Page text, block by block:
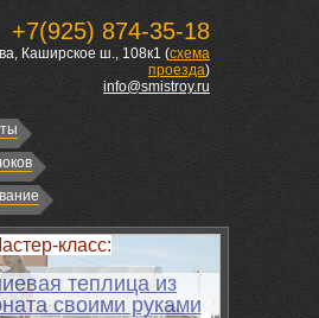
+7(925) 874-35-18
Каширское ш., 108к1 (схема
проезда)
info@smistroy.ru
класс:
теплица из
своими руками